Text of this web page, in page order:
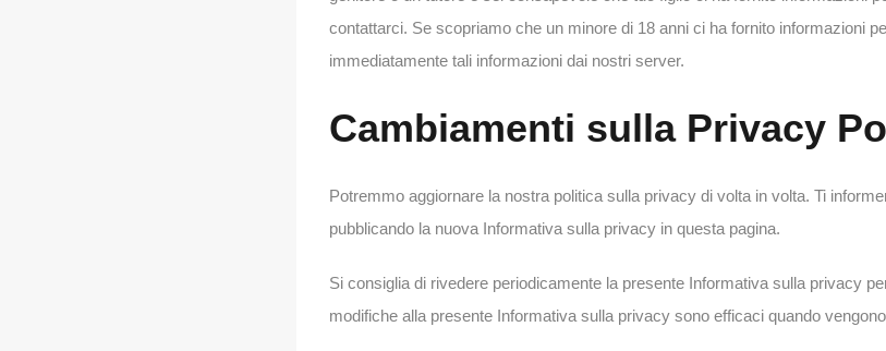
contattarci. Se scopriamo che un minore di 18 anni ci ha fornito informazioni
immediatamente tali informazioni dai nostri server.
Cambiamenti sulla Privacy
Potremmo aggiornare la nostra politica sulla privacy di volta in volta. Ti
pubblicando la nuova Informativa sulla privacy in questa pagina.
Si consiglia di rivedere periodicamente la presente Informativa sulla privacy
modifiche alla presente Informativa sulla privacy sono efficaci quando